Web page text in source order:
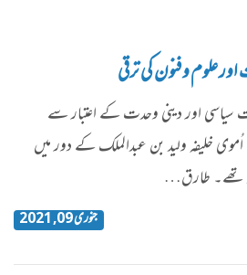
علوم و فنون کی ترقی
سیاسی اور دینی وحدت کے اعتبار سے
خلیفہ ولید بن عبدالملک کے دور میں
تھے۔ طارق…
جنوری 09, 2021